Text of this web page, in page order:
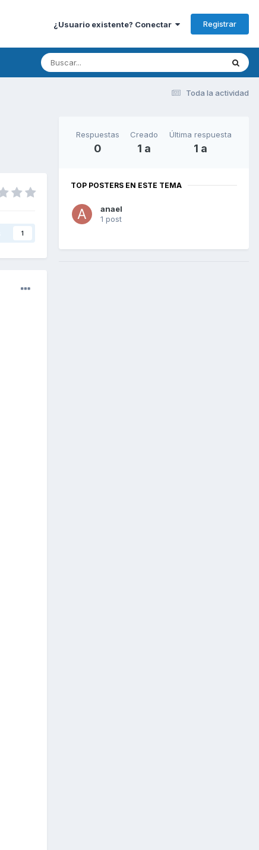
¿Usuario existente? Conectar Registrar
Toda la actividad
1
Respuestas
0
Creado
1 a
Última respuesta
1 a
TOP POSTERS EN ESTE TEMA
anael
1 post